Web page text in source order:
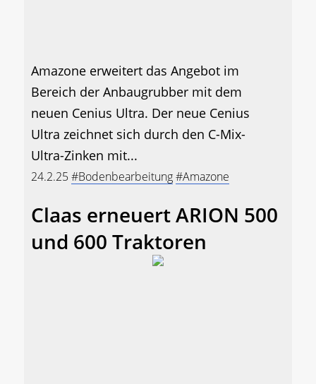
Amazone erweitert das Angebot im
Bereich der Anbaugrubber mit dem
neuen Cenius Ultra. Der neue Cenius
Ultra zeichnet sich durch den C-Mix-
Ultra-Zinken mit...
24.2.25#Bodenbearbeitung#Amazone
Claas erneuert ARION 500
und 600 Traktoren